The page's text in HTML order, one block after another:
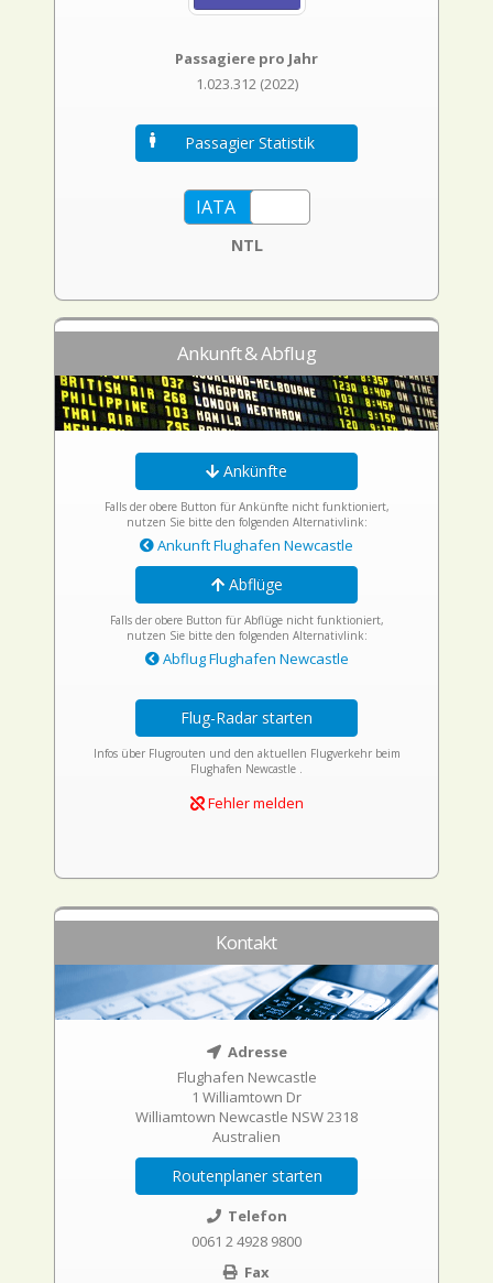
Passagiere pro Jahr
1.023.312 (2022)
Passagier Statistik
NTL
Ankunft & Abflug
Ankünfte
Falls der obere Button für Ankünfte nicht funktioniert,
nutzen Sie bitte den folgenden Alternativlink:
Ankunft Flughafen Newcastle
Abflüge
Falls der obere Button für Abflüge nicht funktioniert,
nutzen Sie bitte den folgenden Alternativlink:
Abflug Flughafen Newcastle
Flug-Radar starten
Infos über Flugrouten und den aktuellen Flugverkehr beim
Flughafen Newcastle .
Fehler melden
Kontakt
Adresse
Flughafen Newcastle
1 Williamtown Dr
Williamtown Newcastle NSW 2318
Australien
Routenplaner starten
Telefon
0061 2 4928 9800
Fax